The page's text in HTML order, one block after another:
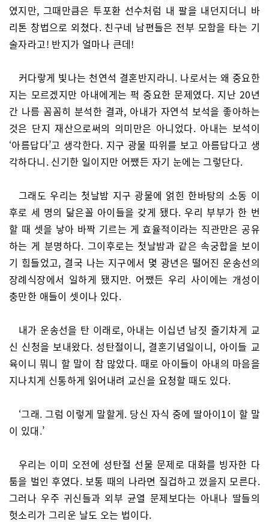
였지만, 그때만큼은 투포환 선수처럼 내 팔을 내던지더니 바
리톤 창법으로 외쳤다. 친구네 남편들은 전부 모함을 타는 기
술자라고! 반지가 얼마나 큰데!
커다랗게 빛나는 천연석 결혼반지라니. 나로서는 왜 중요한
지는 모르겠지만 아내에게는 퍽 중요한 문제였다. 지난 20년
간 나름 꼼꼼히 분석한 결과, 아내가 자연석 보석을 좋아하는
것은 단지 재산으로써의 의미만은 아니었다. 아내는 보석이
‘아름답다’고 생각한다. 지구 광물 따위를 보고 아름답다고 생
각하다니. 신기한 일이지만 어쨌든 자기 눈에는 그렇단다.
그래도 우리는 첫날밤 지구 광물에 얽힌 한바탕의 소동 이
후로 세 명의 닮은꼴 아이들을 갖게 됐다. 우리 부부가 한 번
할 때 셋을 낳아 바짝 기르는 게 효율적이라는 직관만은 공유
하는 게 분명하다. 그이후로는 첫날밤과 같은 속궁합을 보이
기 힘들었고, 결국 나는 지구에서 몇 광년은 떨어진 운송선의
장례식장에서 일하게 됐지만. 어쨌든 우리 사이에는 개성이
충만한 애들이 셋이나 있다.
내가 운송선을 탄 이래로, 아내는 이십년 남짓 줄기차게 교
신 신청을 보내왔다. 성탄절이니, 결혼기념일이니, 아이들 교
육이니 뭐니 할 말이 참 많았다. 때로 아이들이 아내의 마음을
지나치게 신통하게 읽어내려 교신을 요청할 때도 있다.
‘그래. 그럼 이렇게 말할게. 당신 자식 중에 딸아이1이 할 말
이 있대.’
우리는 이미 오전에 성탄절 선물 문제로 대화를 빙자한 다
툼을 벌인 후였다. 보통 때의 나라면 질겁하고 껐을지 모른다.
그러나 우주 귀신들과 외부 균열 문제보다는 아내나 딸들의
헛소리가 그리운 날도 오는 법이다.